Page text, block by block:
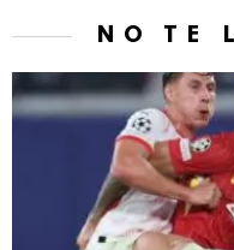
NO TE